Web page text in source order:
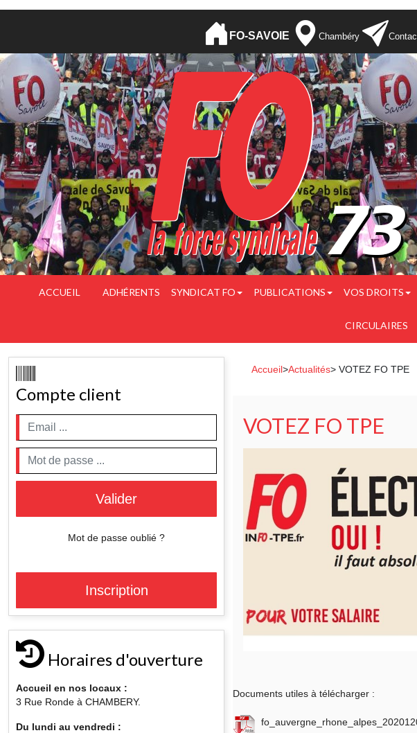
FO-SAVOIE Chambéry
ACCUEIL ADHÉRENTS SYNDICAT FO PUBLICATIONS VOS DROITS
CIRCULAIRES
Accueil>Actualités> VOTEZ FO TPE
VOTEZ FO TPE
Documents utiles à télécharger :
Compte client
Valider
Mot de passe oublié ?
Inscription
Horaires d'ouverture
Accueil en nos locaux :
3 Rue Ronde à CHAMBERY.
Du lundi au vendredi :